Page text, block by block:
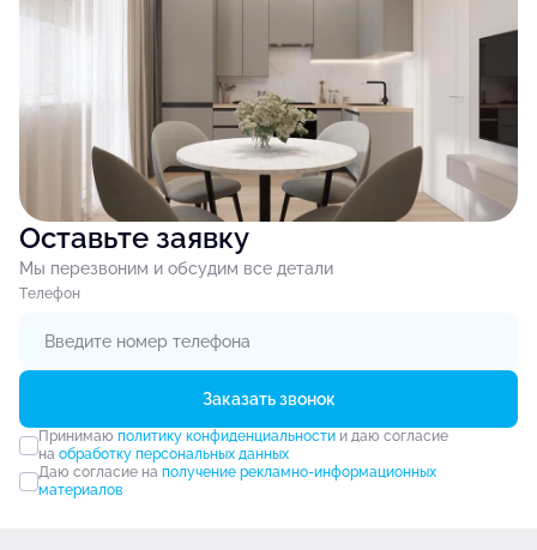
Оставьте заявку
Мы перезвоним и обсудим все детали
Tелефон
Заказать звонок
Принимаю политику конфиденциальностии даю согласие
на обработку персональных данных
Даю согласие на получение рекламно-информационных
материалов